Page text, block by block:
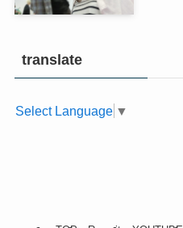
translate
Select Language ▼